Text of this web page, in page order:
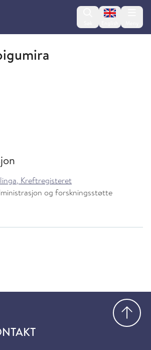
Change
Kreftregisteret
Kreftregisteret
og forskningsstøtte